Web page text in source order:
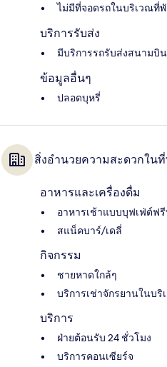
ไม่มีที่จอดรถในบริเวณที่
บริการรับส่ง
มีบริการรถรับส่งสนามบิ
ข้อมูลอื่นๆ
ปลอดบุหรี่
สิ่งอำนวยความสะดวกใน
อาหารและเครื่องดื่ม
อาหารเช้าแบบบุฟเฟ่ต์ฟรี
สแน็คบาร์/เดลี่
กิจกรรม
ชายหาดใกล้ๆ
บริการเช่าจักรยานในบริ
บริการ
ฝ่ายต้อนรับ 24 ชั่วโมง
บริการคอนเซียร์จ